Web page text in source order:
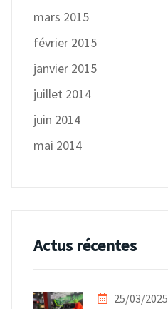
mars 2015
février 2015
janvier 2015
juillet 2014
juin 2014
mai 2014
Actus récentes
25/03/2025